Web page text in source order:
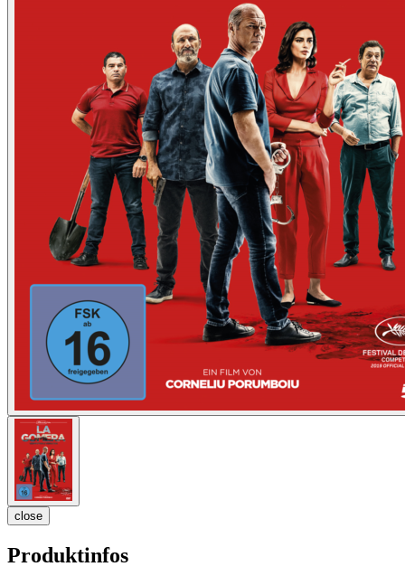
close
Produktinfos